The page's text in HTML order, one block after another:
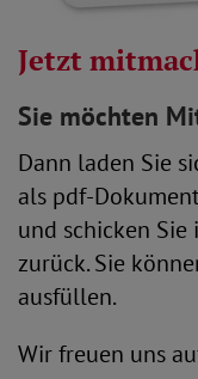
Jetzt
Sie möchten
Dann laden Sie
als pdf-
und schicken
zurück. Sie
ausfüllen.
Wir freuen uns